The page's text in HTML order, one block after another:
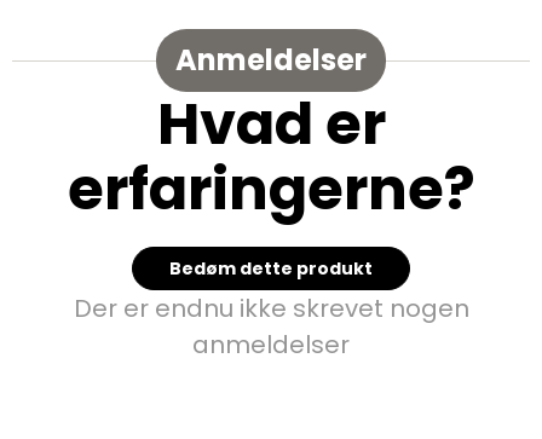
Anmeldelser
Hvad er
erfaringerne?
Bedøm dette produkt
Der er endnu ikke skrevet nogen
anmeldelser